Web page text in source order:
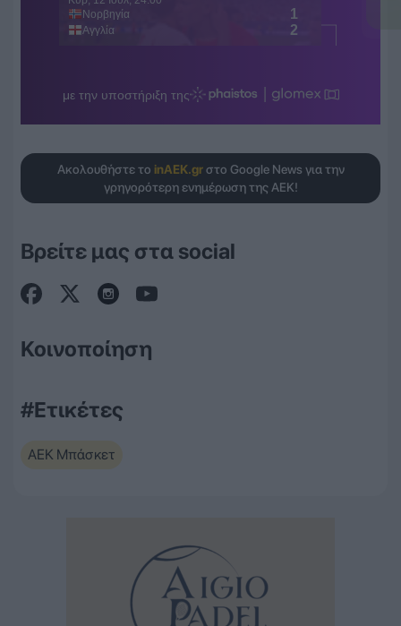
Ακολουθήστε το inAEK.grστο Google News για την
γρηγορότερη ενημέρωση της ΑΕΚ!
Βρείτε μας στα social
Κοινοποίηση
#Ετικέτες
ΑΕΚ Μπάσκετ